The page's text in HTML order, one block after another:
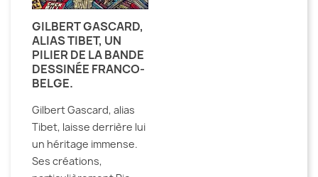
GILBERT GASCARD,
ALIAS TIBET, UN
PILIER DE LA BANDE
DESSINÉE FRANCO-
BELGE.
Gilbert Gascard, alias
Tibet, laisse derrière lui
un héritage immense.
Ses créations,